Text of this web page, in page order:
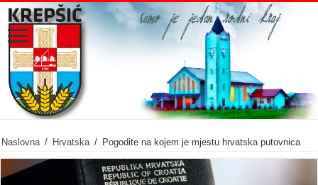
Naslovna / Hrvatska / Pogodite na kojem je mjestu hrvatska putovnica